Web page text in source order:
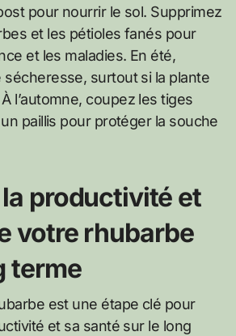
pour nourrir le sol. Supprimez
et les pétioles fanés pour
et les maladies. En été,
surtout si la plante
l’automne, coupez les tiges
paillis pour protéger la souche
productivité et
votre rhubarbe
terme
est une étape clé pour
et sa santé sur le long